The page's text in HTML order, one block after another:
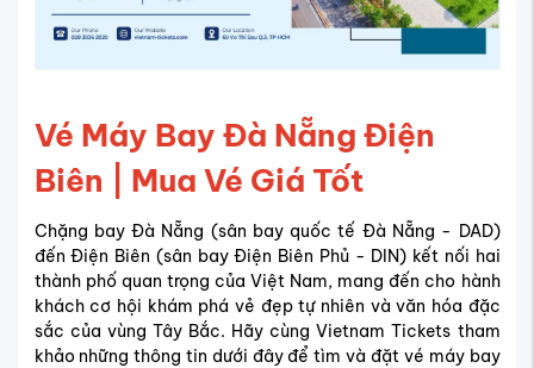
Vé Máy Bay Đà Nẵng Điện
Biên | Mua Vé Giá Tốt
Chặng bay Đà Nẵng (sân bay quốc tế Đà Nẵng - DAD)
đến Điện Biên (sân bay Điện Biên Phủ - DIN) kết nối hai
thành phố quan trọng của Việt Nam, mang đến cho hành
khách cơ hội khám phá vẻ đẹp tự nhiên và văn hóa đặc
sắc của vùng Tây Bắc. Hãy cùng Vietnam Tickets tham
khảo những thông tin dưới đây để tìm và đặt vé máy bay